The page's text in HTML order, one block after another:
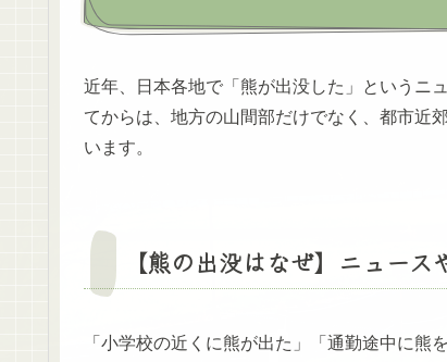
近年、日本各地で「熊が出没した」というニ
てからは、地方の山間部だけでなく、都市近
います。
【熊の出没はなぜ】ニュー
「小学校の近くに熊が出た」「通勤途中に